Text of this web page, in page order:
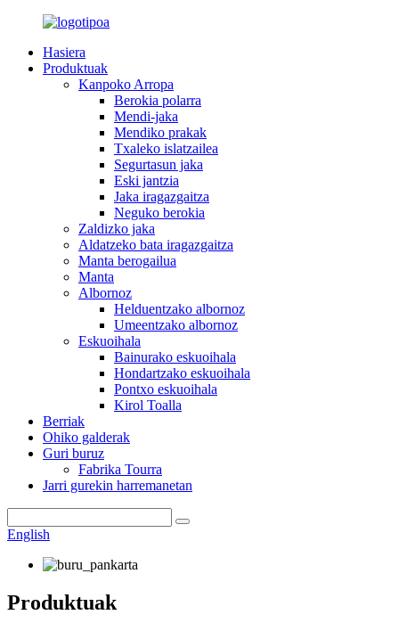
Hasiera
Produktuak
Kanpoko Arropa
Berokia polarra
Mendi-jaka
Mendiko prakak
Txaleko islatzailea
Segurtasun jaka
Eski jantzia
Jaka iragazgaitza
Neguko berokia
Zaldizko jaka
Aldatzeko bata iragazgaitza
Manta berogailua
Manta
Albornoz
Helduentzako albornoz
Umeentzako albornoz
Eskuoihala
Bainurako eskuoihala
Hondartzako eskuoihala
Pontxo eskuoihala
Kirol Toalla
Berriak
Ohiko galderak
Guri buruz
Fabrika Tourra
Jarri gurekin harremanetan
English
Produktuak